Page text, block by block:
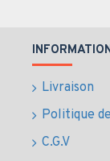
Livraison
Politique
C.G.V